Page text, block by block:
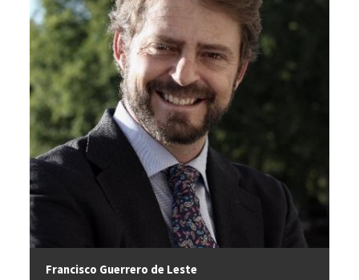
Francisco Guerrero de Leste